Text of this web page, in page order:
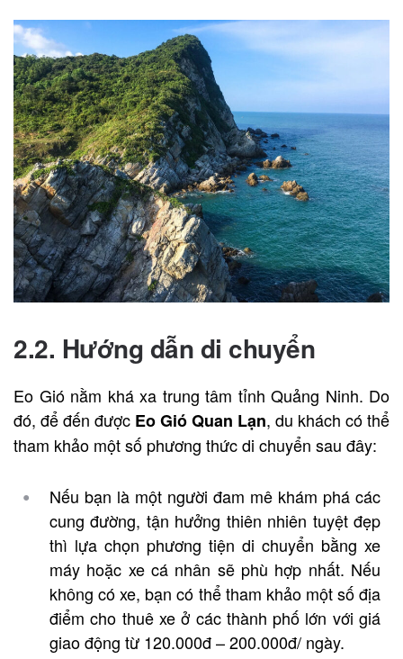
2.2. Hướng dẫn di chuyển
Eo Gió nằm khá xa trung tâm tỉnh Quảng Ninh. Do
đó, để đến được Eo Gió Quan Lạn, du khách có thể
tham khảo một số phương thức di chuyển sau đây:
Nếu bạn là một người đam mê khám phá các
cung đường, tận hưởng thiên nhiên tuyệt đẹp
thì lựa chọn phương tiện di chuyển bằng xe
máy hoặc xe cá nhân sẽ phù hợp nhất. Nếu
không có xe, bạn có thể tham khảo một số địa
điểm cho thuê xe ở các thành phố lớn với giá
giao động từ 120.000đ – 200.000đ/ ngày.